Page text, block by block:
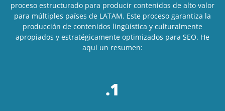
proceso estructurado para producir contenidos de alto valor
para múltiples países de LATAM. Este proceso garantiza la
producción de contenidos lingüística y culturalmente
apropiados y estratégicamente optimizados para SEO. He
aquí un resumen:
.1